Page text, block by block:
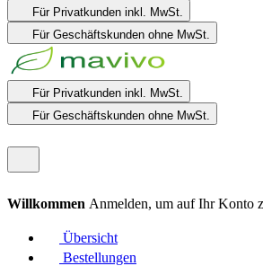
Für Privatkunden inkl. MwSt.
Für Geschäftskunden ohne MwSt.
Für Privatkunden inkl. MwSt.
Für Geschäftskunden ohne MwSt.
Willkommen Anmelden, um auf Ihr Konto
Übersicht
Bestellungen